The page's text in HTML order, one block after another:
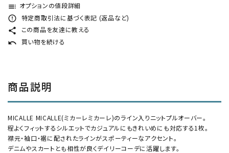
toc オプションの値段詳細
error_outline 特定商取引法に基づく表記 (返品など)
share この商品を友達に教える
undo 買い物を続ける
商品説明
MICALLE MICALLE(ミカーレミカーレ)のライン入りニットプルオーバー。
程よくフィットするシルエットでカジュアルにもきれいめにも対応する1枚。
襟元・袖口・裾に配されたラインがスポーティーなアクセント。
デニムやスカートとも相性が良くデイリーコーデに活躍します。